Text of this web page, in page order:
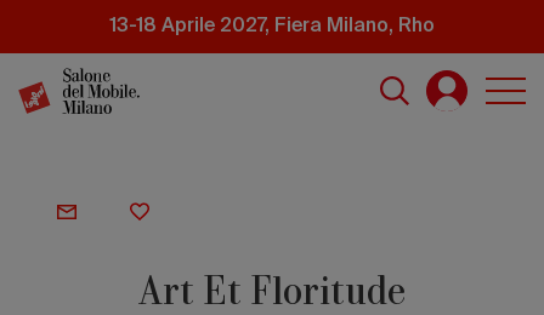
principale
13-18 Aprile 2027, Fiera Milano, Rho
Art Et Floritude